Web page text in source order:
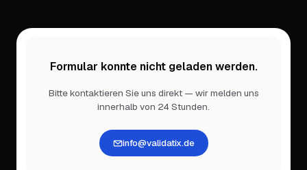
Formular konnte nicht geladen werden.
Bitte kontaktieren Sie uns direkt — wir melden uns
innerhalb von 24 Stunden.
info@validatix.de